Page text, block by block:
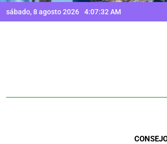
sábado, 8 agosto 2026 4:07:33 AM